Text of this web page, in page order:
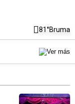
81°Bruma